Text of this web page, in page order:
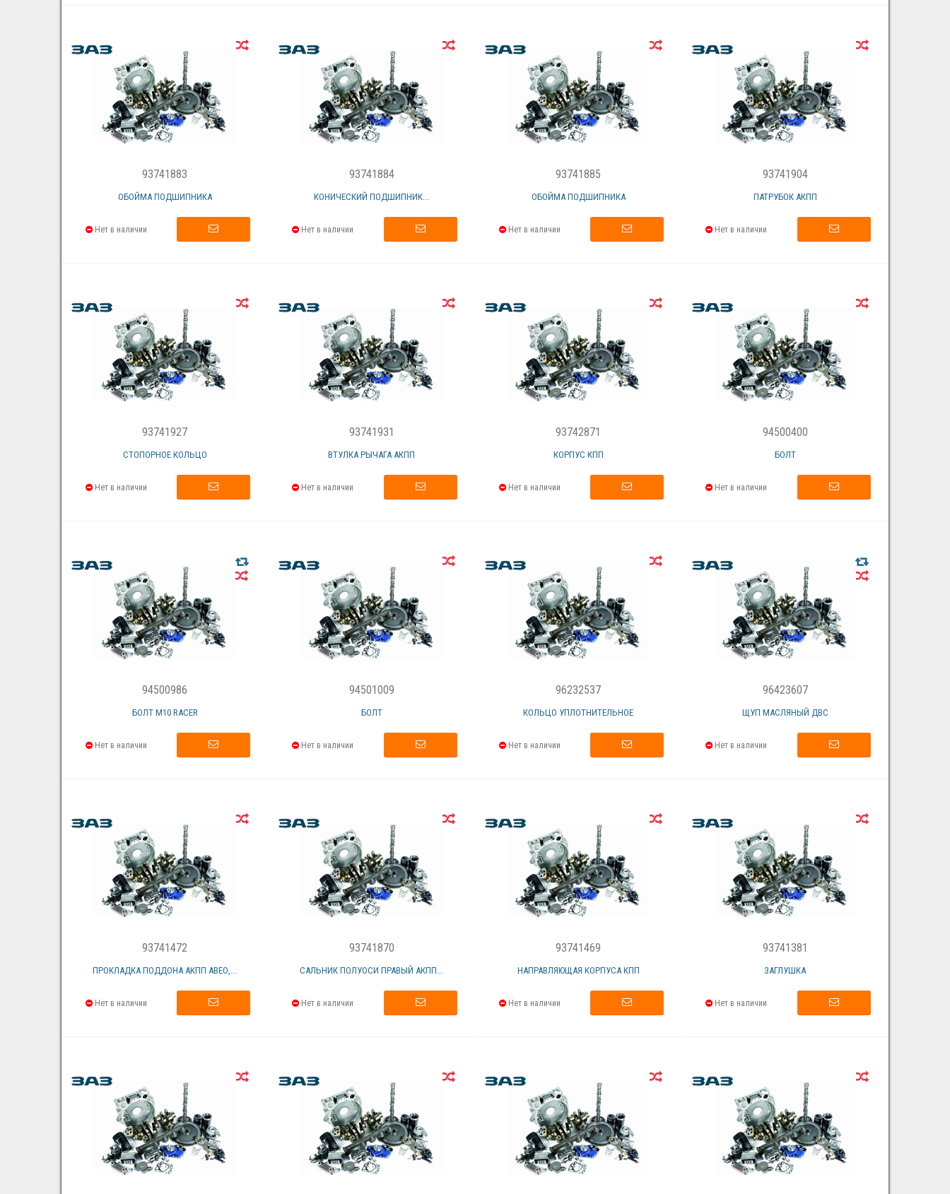
93741883
ОБОЙМА ПОДШИПНИКА
Нет в наличии
93741884
КОНИЧЕСКИЙ ПОДШИПНИК...
Нет в наличии
93741885
ОБОЙМА ПОДШИПНИКА
Нет в наличии
93741904
ПАТРУБОК АКПП
Нет в наличии
93741927
СТОПОРНОЕ КОЛЬЦО
Нет в наличии
93741931
ВТУЛКА РЫЧАГА АКПП
Нет в наличии
93742871
КОРПУС КПП
Нет в наличии
94500400
БОЛТ
Нет в наличии
94500986
БОЛТ M10 RACER
Нет в наличии
94501009
БОЛТ
Нет в наличии
96232537
КОЛЬЦО УПЛОТНИТЕЛЬНОЕ
Нет в наличии
96423607
ЩУП МАСЛЯНЫЙ ДВС
Нет в наличии
93741472
ПРОКЛАДКА ПОДДОНА АКПП АВЕО,...
Нет в наличии
93741870
САЛЬНИК ПОЛУОСИ ПРАВЫЙ АКПП...
Нет в наличии
93741469
НАПРАВЛЯЮЩАЯ КОРПУСА КПП
Нет в наличии
93741381
ЗАГЛУШКА
Нет в наличии